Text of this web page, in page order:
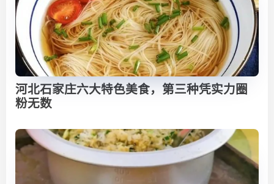
河北石家庄六大特色美食，第三种凭实力圈
粉无数